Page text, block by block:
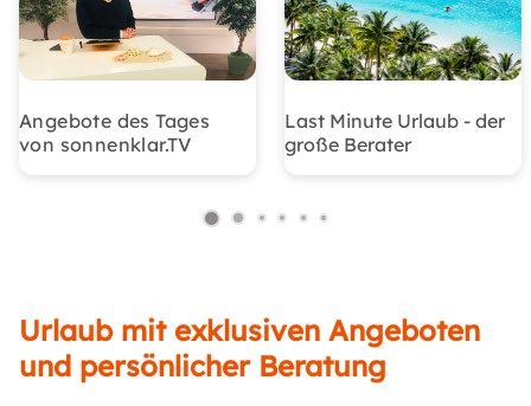
Angebote des Tages
von sonnenklar.TV
Last Minute Urlaub - der
große Berater
Urlaub mit exklusiven Angeboten
und persönlicher Beratung